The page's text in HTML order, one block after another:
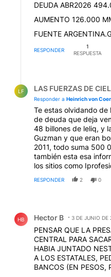
DEUDA ABR2026
AUMENTO 126.000
FUENTE
RESPONDER
1
RESPUESTA
LF LAS FUERZAS DE
Responder a Heinrich von
Te estas olvidando
de deuda que deja
48 billones de leliq, y
Guzman y que eran
2011, todo suma 500
también esta esa
los sitios como
RESPONDER 2 0
HB Hector B 3 DE JUNIO DE
PENSAR QUE LA
CENTRAL PARA
HABIA JUNTADO
A LOS ESTATALES,
BANCOS (EN PESOS,